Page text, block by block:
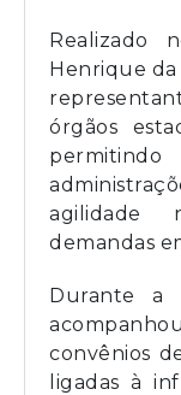
Realizado
Henrique
órgãos
agilidade
demandas
Durante a
convênios
ligadas à